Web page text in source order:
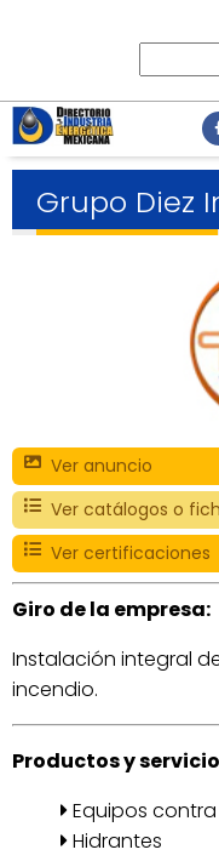
Grupo Diez
Ver anuncio
Ver catálogos o
Ver certificaciones
Giro de la empresa:
Instalación integral
incendio.
Productos y
Equipos
Hidrantes